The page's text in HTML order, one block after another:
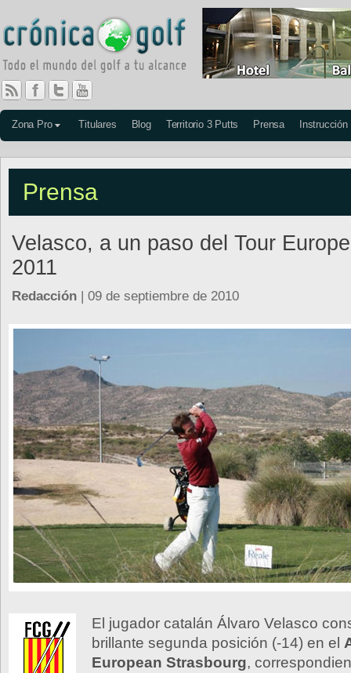
Zona Pro Titulares Blog Territorio 3 Putts Prensa Instrucción
Prensa
Velasco, a un paso del Tour
2011
Redacción | 09 de septiembre de 2010
El jugador catalán Álvaro Velasco
brillante segunda posición (-14) en el
European Strasbourg,